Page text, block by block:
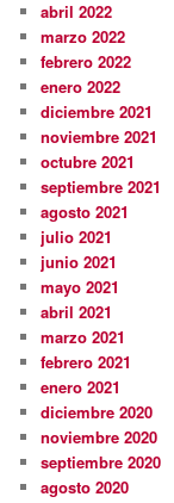
abril 2022
marzo 2022
febrero 2022
enero 2022
diciembre 2021
noviembre 2021
octubre 2021
septiembre 2021
agosto 2021
julio 2021
junio 2021
mayo 2021
abril 2021
marzo 2021
febrero 2021
enero 2021
diciembre 2020
noviembre 2020
septiembre 2020
agosto 2020